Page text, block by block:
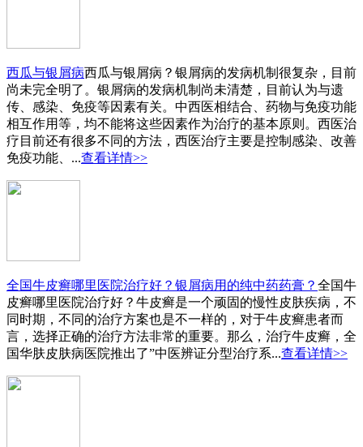
西瓜与银屑病西瓜与银屑病？银屑病的发病机制很复杂，目前
尚未完全明了。银屑病的发病机制尚未清楚，目前认为与遗
传、感染、免疫等因素有关。中西医相结合、药物与免疫功能
相互作用等，均不能将这些因素作为治疗的基本原则。西医治
疗目前还有很多不同的方法，西医治疗主要是控制感染、改善
免疫功能、...查看详情>>
全国牛皮癣哪里医院治疗好？银屑病用的纯中药药膏？ 全国牛
皮癣哪里医院治疗好？牛皮癣是一个顽固的慢性皮肤疾病，不
同时期，不同的治疗方案也是不一样的，对于牛皮癣患者而
言，选择正确的治疗方法非常的重要。那么，治疗牛皮癣，全
国华肤皮肤病医院推出了”中医辨证分型治疗系...查看详情>>